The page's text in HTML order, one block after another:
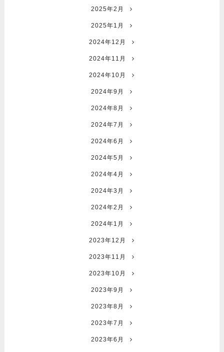
2025年2月
2025年1月
2024年12月
2024年11月
2024年10月
2024年9月
2024年8月
2024年7月
2024年6月
2024年5月
2024年4月
2024年3月
2024年2月
2024年1月
2023年12月
2023年11月
2023年10月
2023年9月
2023年8月
2023年7月
2023年6月